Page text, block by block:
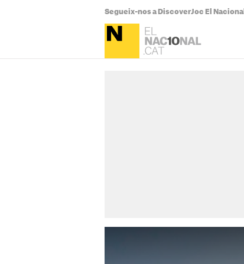
Segueix-nos a DiscoverJoc El Nacional